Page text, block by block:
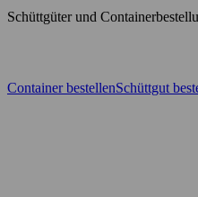
Schüttgüter und
Container bestellenSchüttgut